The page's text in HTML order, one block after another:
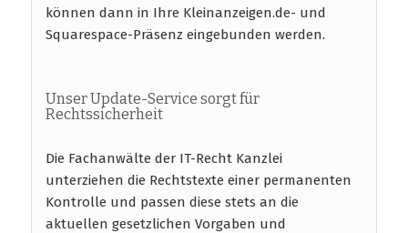
können dann in Ihre Kleinanzeigen.de- und
Squarespace-Präsenz eingebunden werden.
Unser Update-Service sorgt für
Rechtssicherheit
Die Fachanwälte der IT-Recht Kanzlei
unterziehen die Rechtstexte einer permanenten
Kontrolle und passen diese stets an die
aktuellen gesetzlichen Vorgaben und